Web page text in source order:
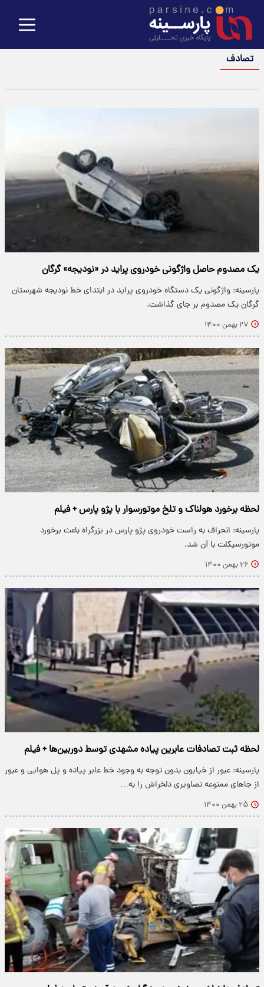
تصادف
یک مصدوم حاصل واژگونی خودروی پراید در «نودیجه» گرگان
پارسینه: واژگونی یک دستگاه خودروی پراید در ابتدای خط نودیجه شهرستان
گرگان یک مصدوم بر جای گذاشت.
۲۷ بهمن ۱۴۰۰
لحظه برخورد هولناک و تلخ موتورسوار با پژو پارس + فیلم
پارسینه: انحراف به راست خودروی پژو پارس در بزرگراه باعث برخورد
موتورسیکلت با آن شد.
۲۶ بهمن ۱۴۰۰
لحظه ثبت تصادفات عابرین پیاده مشهدی توسط دوربین‌ها + فیلم
پارسینه: عبور از خیابون بدون توجه به وجود خط عابر پیاده و پل هوایی و عبور
از جاهای ممنوعه تصاویری دلخراش را به…
۲۵ بهمن ۱۴۰۰